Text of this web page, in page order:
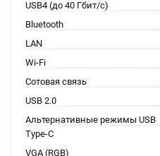
USB4 (до 40 Гбит/с)
Bluetooth
LAN
Wi-Fi
Сотовая связь
USB 2.0
Альтернативные режимы USB
Type-C
VGA (RGB)